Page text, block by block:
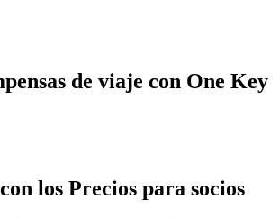
de viaje con One Key
los Precios para socios